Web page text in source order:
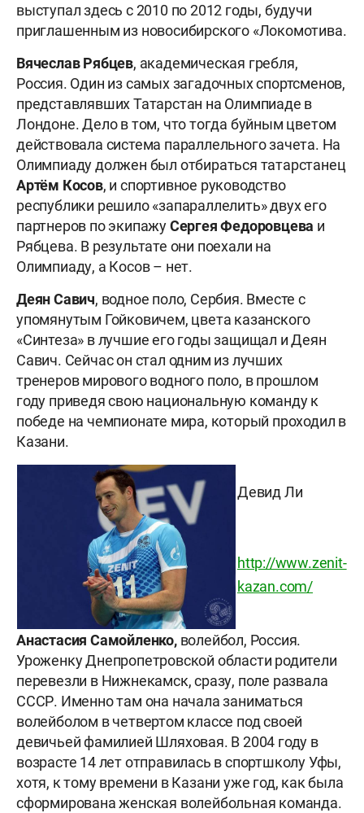
выступал здесь с 2010 по 2012 годы, будучи
приглашенным из новосибирского «Локомотива.
Вячеслав Рябцев, академическая гребля,
Россия. Один из самых загадочных спортсменов,
представлявших Татарстан на Олимпиаде в
Лондоне. Дело в том, что тогда буйным цветом
действовала система параллельного зачета. На
Олимпиаду должен был отбираться татарстанец
Артём Косов, и спортивное руководство
республики решило «запараллелить» двух его
партнеров по экипажуСергея Федоровцева и
Рябцева. В результате они поехали на
Олимпиаду, а Косов – нет.
Деян Савич, водное поло, Сербия. Вместе с
упомянутым Гойковичем, цвета казанского
«Синтеза» в лучшие его годы защищал и Деян
Савич. Сейчас он стал одним из лучших
тренеров мирового водного поло, в прошлом
году приведя свою национальную команду к
победе на чемпионате мира, который проходил в
Казани.
Девид Ли
http://www.zenit-
kazan.com/
Анастасия Самойленко,волейбол, Россия.
Уроженку Днепропетровской области родители
перевезли в Нижнекамск, сразу, поле развала
СССР. Именно там она начала заниматься
волейболом в четвертом классе под своей
девичьей фамилией Шляховая. В 2004 году в
возрасте 14 лет отправилась в спортшколу Уфы,
хотя, к тому времени в Казани уже год, как была
сформирована женская волейбольная команда.